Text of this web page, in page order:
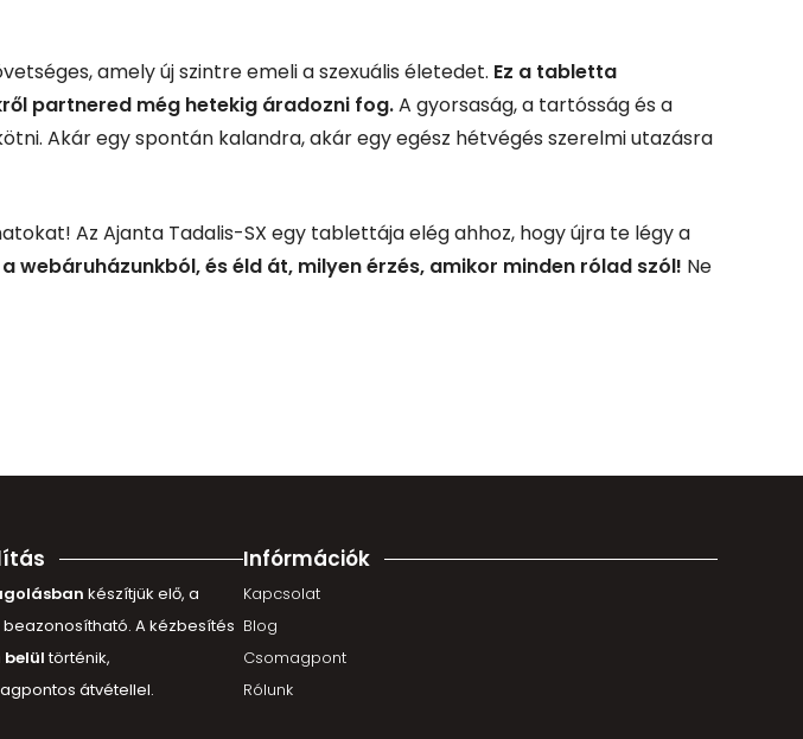
amely új szintre emeli a szexuális életedet. Ez a tabletta
partnered még hetekig áradozni fog.A gyorsaság, a tartósság és a
Akár egy spontán kalandra, akár egy egész hétvégés szerelmi utazásra
Az Ajanta Tadalis-SX egy tablettája elég ahhoz, hogy újra te légy a
webáruházunkból, és éld át, milyen érzés, amikor minden rólad szól! Ne
készítjük elő, a
A kézbesítés
belültörténik,
átvétellel.
Infórmációk
Kapcsolat
Blog
Csomagpont
Rólunk